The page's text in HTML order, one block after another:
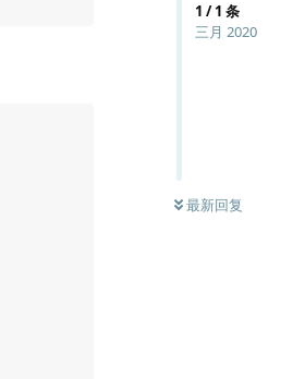
1 /1 条
三月 2020
最新回复